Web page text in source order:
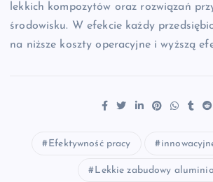
lekkich kompozytów oraz rozwiązań
środowisku. W efekcie każdy
na niższe koszty operacyjne i wyższą
Efektywność pracy
Lekkie zabudowy